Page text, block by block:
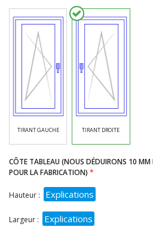
TIRANT GAUCHE TIRANT DROITE
CÔTE TABLEAU (NOUS DÉDUIRONS 10 MM
POUR LA FABRICATION)
Hauteur : Explications
Largeur : Explications